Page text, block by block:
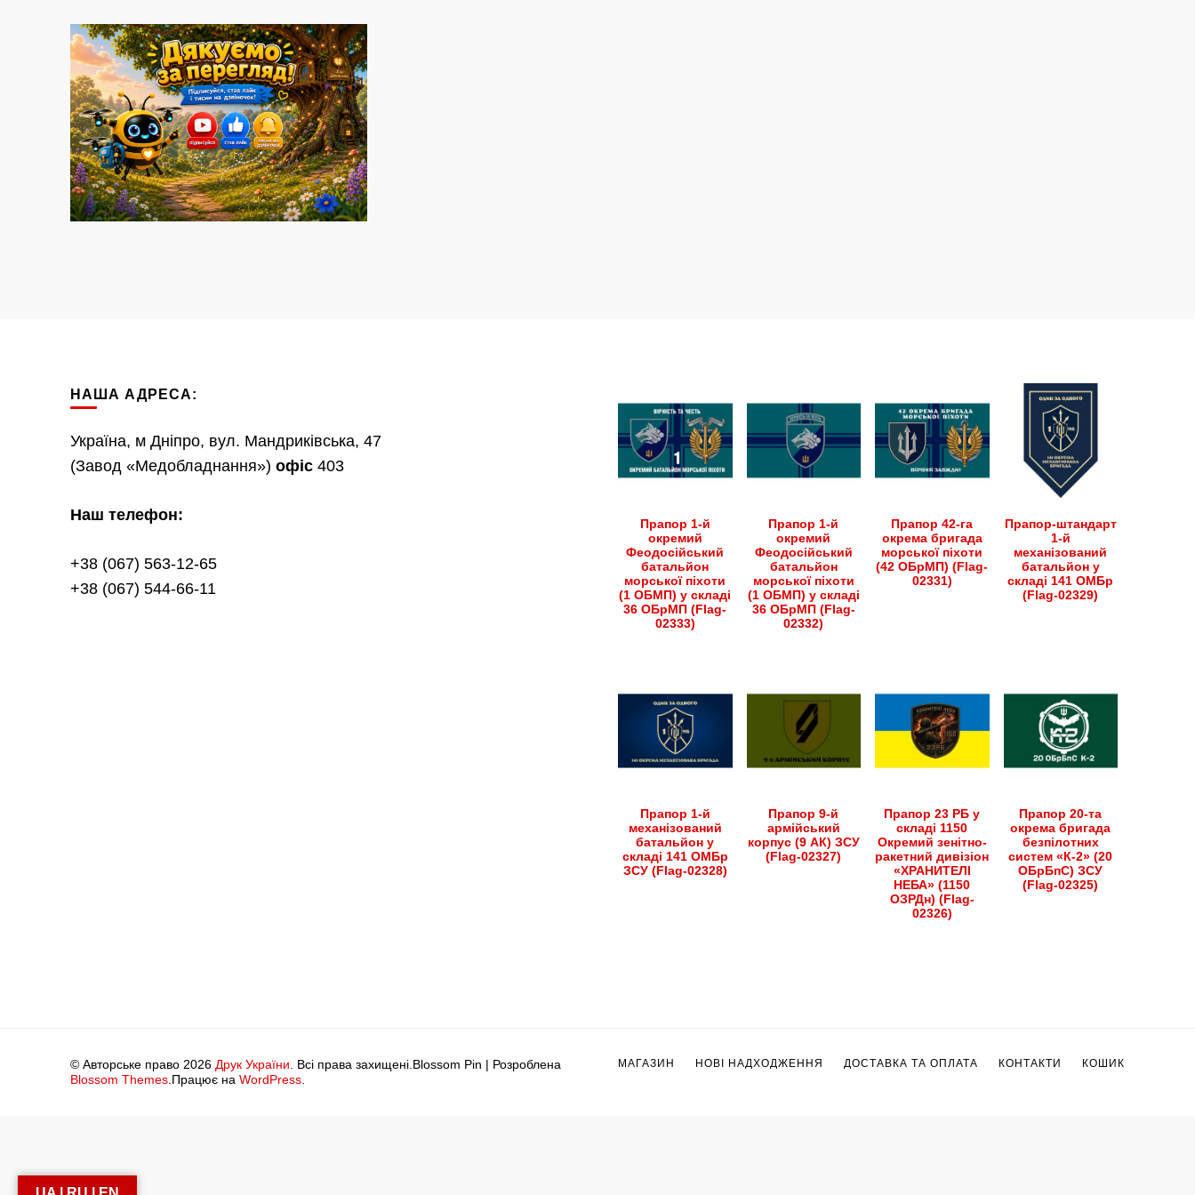
НАША АДРЕСА:
Україна, м Дніпро, вул. Мандриківська, 47
(Завод «Медобладнання») офіс 403
Наш телефон:
+38 (067) 563-12-65
+38 (067) 544-66-11
Прапор 1-й
окремий
Феодосійський
батальйон
морської піхоти
(1 ОБМП) у складі
36 ОБрМП (Flag-
02333)
Прапор 1-й
окремий
Феодосійський
батальйон
морської піхоти
(1 ОБМП) у складі
36 ОБрМП (Flag-
02332)
Прапор 42-га
окрема бригада
морської піхоти
(42 ОБрМП) (Flag-
02331)
Прапор-штандарт
1-й
механізований
батальйон у
складі 141 ОМБр
(Flag-02329)
Прапор 1-й
механізований
батальйон у
складі 141 ОМБр
ЗСУ (Flag-02328)
Прапор 9-й
армійський
корпус (9 АК) ЗСУ
(Flag-02327)
Прапор 23 РБ у
складі 1150
Окремий зенітно-
ракетний дивізіон
«ХРАНИТЕЛІ
НЕБА» (1150
ОЗРДн) (Flag-
02326)
Прапор 20-та
окрема бригада
безпілотних
систем «К-2» (20
ОБрБпС) ЗСУ
(Flag-02325)
© Авторське право 2026 Друк України. Всі права захищені.Blossom Pin | Розроблена
Blossom Themes.Працює на WordPress.
МАГАЗИН НОВІ НАДХОДЖЕННЯ ДОСТАВКА ТА ОПЛАТА КОНТАКТИ КОШИК